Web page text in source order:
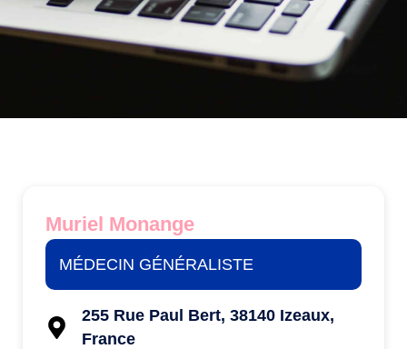
Muriel Monange
MÉDECIN GÉNÉRALISTE
255 Rue Paul Bert, 38140 Izeaux,
France